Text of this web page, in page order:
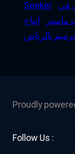
Seeker
في
ماستر
إنتاج
بالرياض
Proudly
Follow Us :